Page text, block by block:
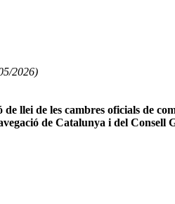
2026)
llei de les cambres oficials de
de Catalunya i del Consell